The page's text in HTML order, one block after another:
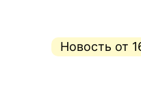
Новость от